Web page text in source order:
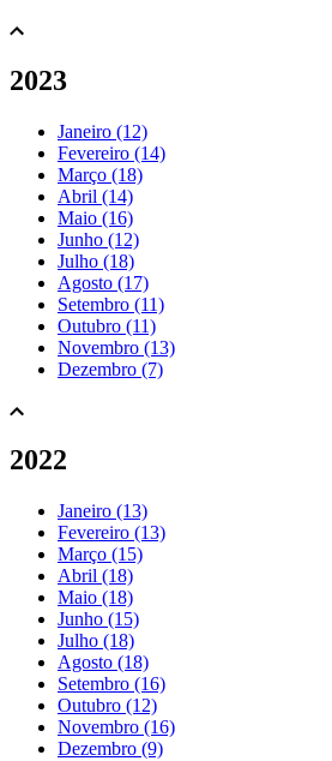
2023
Janeiro (12)
Fevereiro (14)
Março (18)
Abril (14)
Maio (16)
Junho (12)
Julho (18)
Agosto (17)
Setembro (11)
Outubro (11)
Novembro (13)
Dezembro (7)
2022
Janeiro (13)
Fevereiro (13)
Março (15)
Abril (18)
Maio (18)
Junho (15)
Julho (18)
Agosto (18)
Setembro (16)
Outubro (12)
Novembro (16)
Dezembro (9)